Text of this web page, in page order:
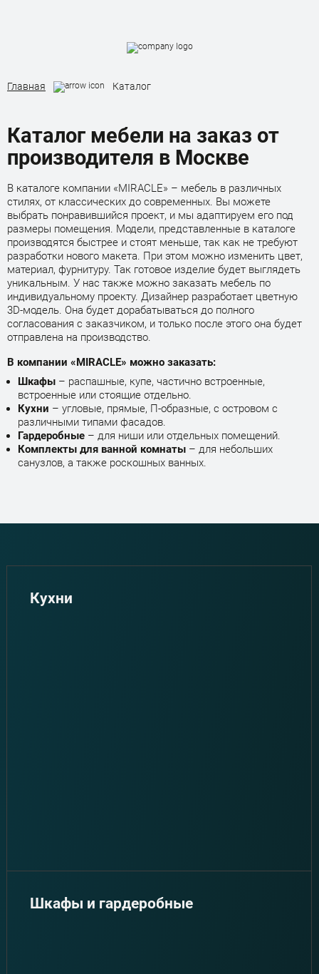
Кухни
Шкафы и гардеробные
Мебель в ванную
Главная Каталог
Каталог мебели на заказ от
производителя в Москве
В каталоге компании «MIRACLE» – мебель в различных
стилях, от классических до современных. Вы можете
выбрать понравившийся проект, и мы адаптируем его под
размеры помещения. Модели, представленные в каталоге
производятся быстрее и стоят меньше, так как не требуют
разработки нового макета. При этом можно изменить цвет,
материал, фурнитуру. Так готовое изделие будет выглядеть
уникальным. У нас также можно заказать мебель по
индивидуальному проекту. Дизайнер разработает цветную
3D-модель. Она будет дорабатываться до полного
согласования с заказчиком, и только после этого она будет
отправлена на производство.
В компании «MIRACLE» можно заказать:
Шкафы – распашные, купе, частично встроенные,
встроенные или стоящие отдельно.
Кухни – угловые, прямые, П-образные, с островом с
различными типами фасадов.
Гардеробные – для ниши или отдельных помещений.
Комплекты для ванной комнаты – для небольших
санузлов, а также роскошных ванных.
Кухни
Шкафы и гардеробные